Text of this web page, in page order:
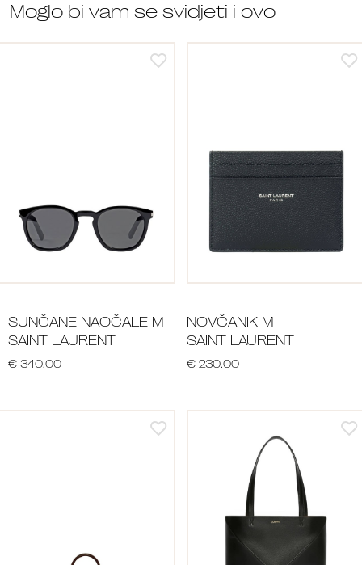
Moglo bi vam se svidjeti i ovo
SUNČANE NAOČALE M
SAINT LAURENT
€ 340.00
NOVČANIK M
SAINT LAURENT
€ 230.00